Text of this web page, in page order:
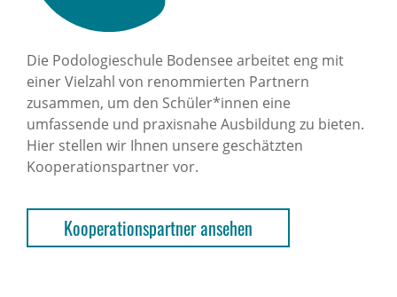
Die Podologieschule Bodensee arbeitet eng mit
einer Vielzahl von renommierten Partnern
zusammen, um den Schüler*innen eine
umfassende und praxisnahe Ausbildung zu bieten.
Hier stellen wir Ihnen unsere geschätzten
Kooperationspartner vor.
Kooperationspartner ansehen